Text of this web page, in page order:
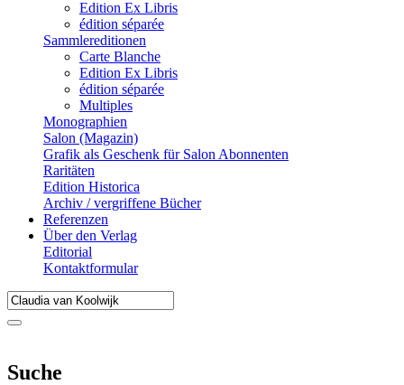
Edition Ex Libris
édition séparée
Sammlereditionen
Carte Blanche
Edition Ex Libris
édition séparée
Multiples
Monographien
Salon (Magazin)
Grafik als Geschenk für Salon Abonnenten
Raritäten
Edition Historica
Archiv / vergriffene Bücher
Referenzen
Über den Verlag
Editorial
Kontaktformular
Suche